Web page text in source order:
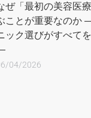
ぜ「最初の美容医
ことが重要なのか
ック選びがすべて
04/2026